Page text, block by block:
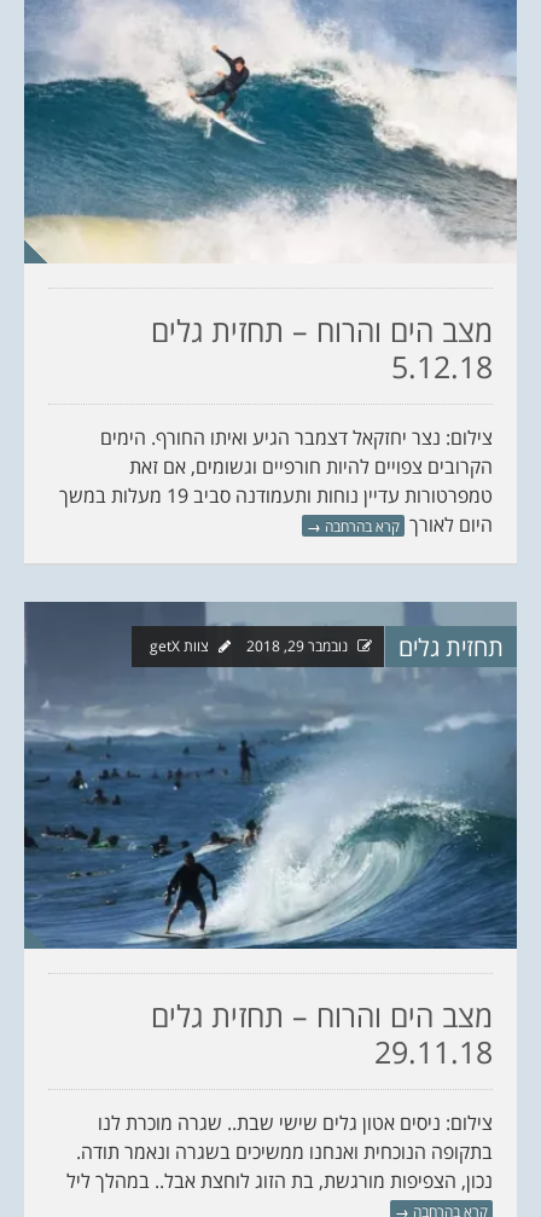
מצב הים והרוח – תחזית גלים
5.12.18
צילום: נצר יחזקאל דצמבר הגיע ואיתו החורף. הימים
הקרובים צפויים להיות חורפיים וגשומים, אם זאת
טמפרטורות עדיין נוחות ותעמודנה סביב 19 מעלות במשך
היום לאורך קרא בהרחבה →
תחזית גלים נובמבר 29, 2018 צוות getX
מצב הים והרוח – תחזית גלים
29.11.18
צילום: ניסים אטון גלים שישי שבת.. שגרה מוכרת לנו
בתקופה הנוכחית ואנחנו ממשיכים בשגרה ונאמר תודה.
נכון, הצפיפות מורגשת, בת הזוג לוחצת אבל.. במהלך ליל
קרא בהרחבה →